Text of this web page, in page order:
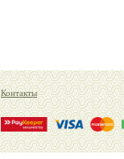
Контакты